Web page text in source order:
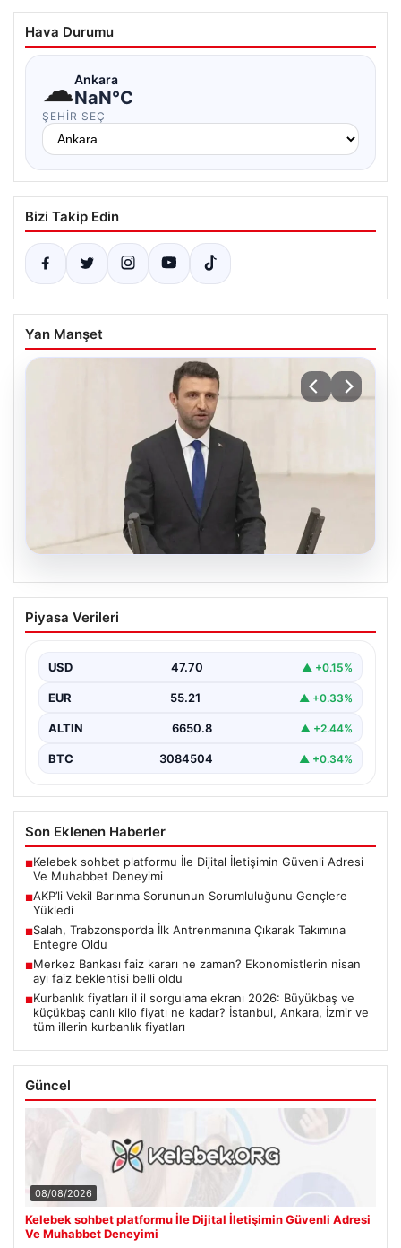
Hava Durumu
☁Ankara
NaN°C
ŞEHIR SEÇ
Bizi Takip Edin
Yan Manşet
07.08.2026
AKP’li Vekil Barınma Sorununun
Sorumluluğunu Gençlere Yükledi
Kurulu'nda yapılan tartışmalarla bir kez daha gündeme…
Piyasa Verileri
USD 47.70 ▲ +0.15%
EUR 55.21 ▲ +0.33%
ALTIN 6650.8 ▲ +2.44%
BTC 3084504 ▲ +0.34%
Son Eklenen Haberler
■Kelebek sohbet platformu İle Dijital İletişimin Güvenli Adresi
Ve Muhabbet Deneyimi
■AKP’li Vekil Barınma Sorununun Sorumluluğunu Gençlere
Yükledi
■Salah, Trabzonspor’da İlk Antrenmanına Çıkarak Takımına
Entegre Oldu
■Merkez Bankası faiz kararı ne zaman? Ekonomistlerin nisan
ayı faiz beklentisi belli oldu
■Kurbanlık fiyatları il il sorgulama ekranı 2026: Büyükbaş ve
küçükbaş canlı kilo fiyatı ne kadar? İstanbul, Ankara, İzmir ve
tüm illerin kurbanlık fiyatları
Güncel
08/08/2026
Kelebek sohbet platformu İle Dijital İletişimin Güvenli Adresi
Ve Muhabbet Deneyimi